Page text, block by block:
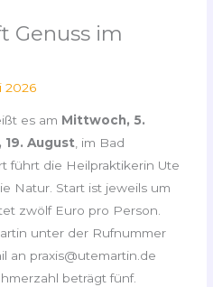
Genuss im
2026
es am Mittwoch, 5.
August , im Bad
führt die Heilpraktikerin Ute
Natur. Start ist jeweils um
zwölf Euro pro Person.
unter der Rufnummer
an praxis@utemartin.de
beträgt fünf.